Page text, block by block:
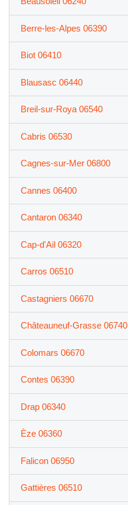
Berre-les-Alpes 06390
Biot 06410
Blausasc 06440
Breil-sur-Roya 06540
Cabris 06530
Cagnes-sur-Mer 06800
Cannes 06400
Cantaron 06340
Cap-d'Ail 06320
Carros 06510
Castagniers 06670
Châteauneuf-Grasse 06740
Colomars 06670
Contes 06390
Drap 06340
Èze 06360
Falicon 06950
Gattières 06510